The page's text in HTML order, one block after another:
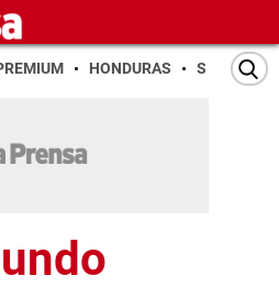
HONDURAS SAN PEDRO